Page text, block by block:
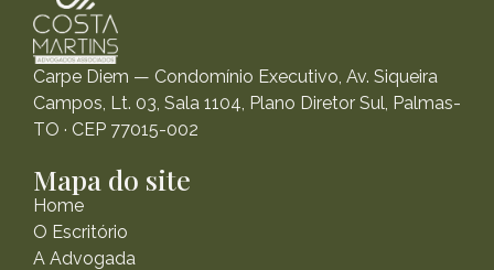
Carpe Diem — Condomínio Executivo, Av. Siqueira
Campos, Lt. 03, Sala 1104, Plano Diretor Sul, Palmas-
TO · CEP 77015-002
Mapa do site
Home
O Escritório
A Advogada